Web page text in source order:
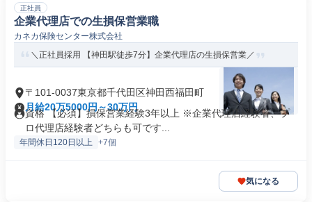
正社員
企業代理店での生損保営業職
カネカ保険センター株式会社
＼正社員採用 【神田駅徒歩7分】企業代理店の生損保営業／
〒101-0037東京都千代田区神田西福田町
月給20万5000円～30万円
資格 【必須】損保営業経験3年以上 ※企業代理店経験者、プ
ロ代理店経験者どちらも可です...
年間休日120日以上 +7個
気になる